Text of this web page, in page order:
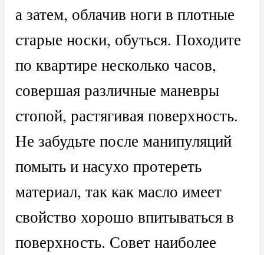
а затем, облачив ноги в плотные
старые носки, обуться. Походите
по квартире несколько часов,
совершая различные маневры
стопой, растягивая поверхность.
Не забудьте после манипуляций
помыть и насухо протереть
материал, так как масло имеет
свойство хорошо впитываться в
поверхность. Совет наиболее